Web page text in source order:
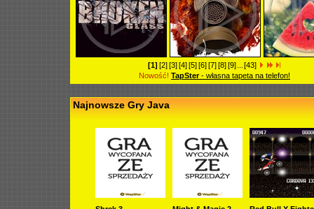
[1] [2] [3] [4] [5] [6] [7] [8] [9]
[43]
Nowość! TapSter- własna tapeta na telefon!
Najnowsze Gry Java